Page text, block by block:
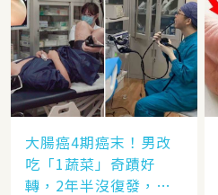
大腸癌4期癌末！男改
吃「1蔬菜」奇蹟好
轉，2年半沒復發，抗